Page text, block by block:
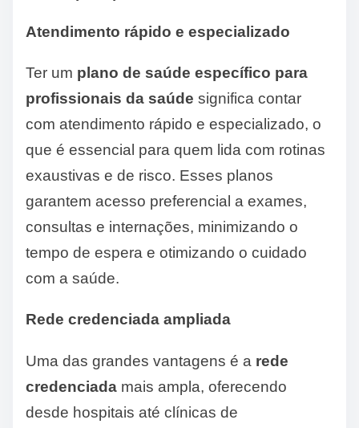
Atendimento rápido e especializado
Ter um plano de saúde específico para
profissionais da saúde significa contar
com atendimento rápido e especializado, o
que é essencial para quem lida com rotinas
exaustivas e de risco. Esses planos
garantem acesso preferencial a exames,
consultas e internações, minimizando o
tempo de espera e otimizando o cuidado
com a saúde.
Rede credenciada ampliada
Uma das grandes vantagens é a rede
credenciada mais ampla, oferecendo
desde hospitais até clínicas de